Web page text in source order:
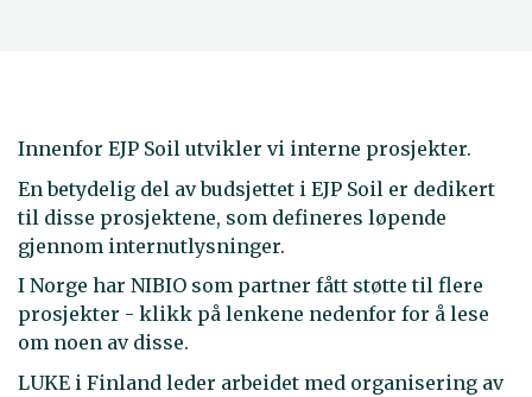
Innenfor EJP Soil utvikler vi interne prosjekter.
En betydelig del av budsjettet i EJP Soil er dedikert
til disse prosjektene, som defineres løpende
gjennom internutlysninger.
I Norge har NIBIO som partner fått støtte til flere
prosjekter - klikk på lenkene nedenfor for å lese
om noen av disse.
LUKE i Finland leder arbeidet med organisering av